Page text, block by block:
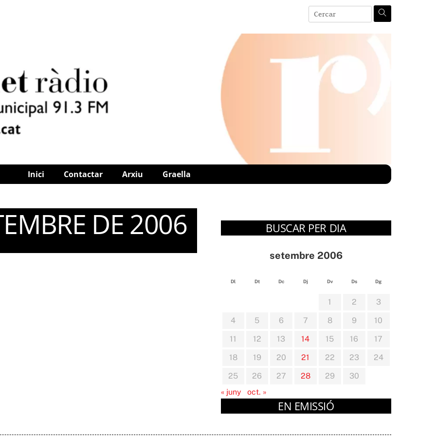
Inici Contactar Arxiu Graella
DE 2006 BUSCAR PER DIA
setembre 2006
Dl Dt Dc Dj Dv Ds Dg
1 2
3
4
5 6 7 8 9
10
11
12 13 14 15 16
17
18
19 20 21 22 23
24
25
26 27 28 29
30
« juny
oct. »
EN EMISSIÓ